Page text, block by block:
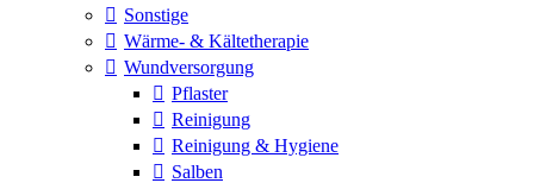
Sonstige
Wärme- & Kältetherapie
Wundversorgung
Pflaster
Reinigung
Reinigung & Hygiene
Salben